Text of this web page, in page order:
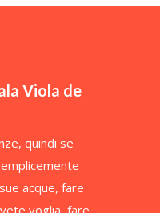
Viola de
quindi se
acque, fare
voglia, fare